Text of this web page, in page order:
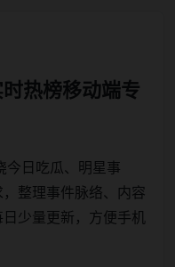
热榜移动端专
今日吃瓜、明星事
整理事件脉络、内容
少量更新，方便手机